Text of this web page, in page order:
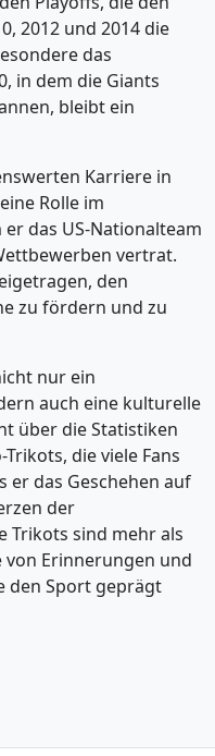
2012 und 2014 die
das
in dem die Giants
bleibt ein
Karriere in
Rolle im
das US-Nationalteam
vertrat.
den
zu fördern und zu
nur ein
auch eine kulturelle
über die Statistiken
die viele Fans
er das Geschehen auf
der
Trikots sind mehr als
von Erinnerungen und
den Sport geprägt